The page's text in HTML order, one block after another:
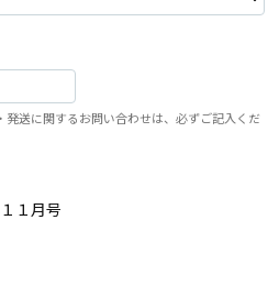
発送に関するお問い合わせは、必ずご記入くだ
１月号